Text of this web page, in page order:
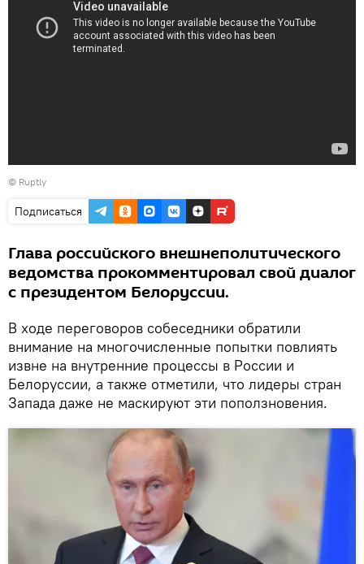
© Ruptly
Подписаться
Глава российского внешнеполитического
ведомства прокомментировал свой диалог
с президентом Белоруссии.
В ходе переговоров собеседники обратили
внимание на многочисленные попытки повлиять
извне на внутренние процессы в России и
Белоруссии, а также отметили, что лидеры стран
Запада даже не маскируют эти поползновения.